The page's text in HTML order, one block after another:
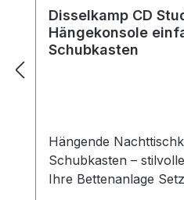
Disselkamp CD
Hängekonsole
Schubkasten
Hängende
Schubkasten –
Ihre Bettenanlage